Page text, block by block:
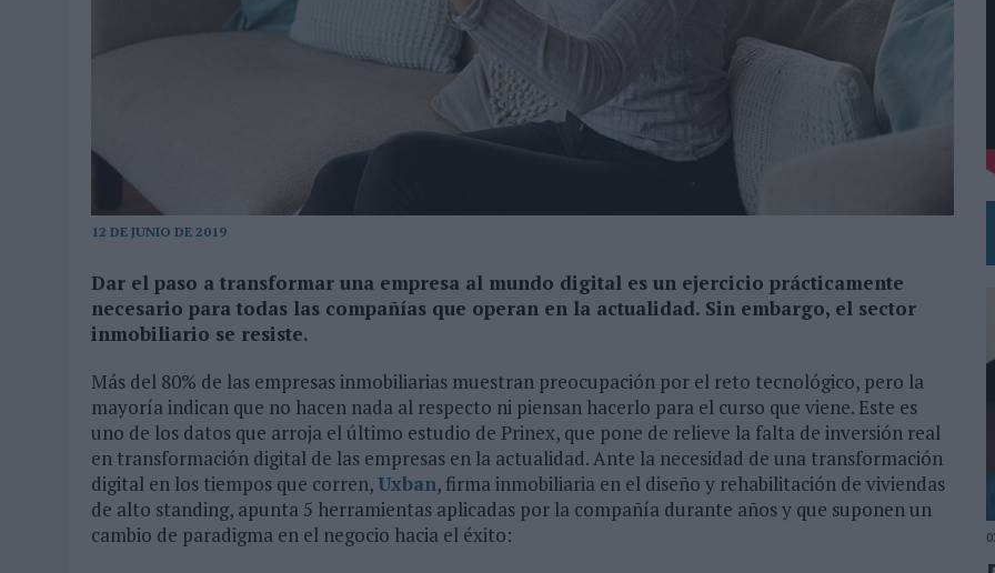
AUDIBLE REIVINDICA EL PODER TRANSFORMADOR DEL AUDIO EN SU NUEVA CAMPAÑA GLOBAL DE MARCA
‘VUELVE EL FÚTBOL. VUELVE A SOÑAR’, DE VML PARA MOVISTAR
MOVISTAR APELA A LA ILUSIÓN DE LAS AFICIONES PARA EL REGRESO DEL FÚTBOL
‘LA VUELTA’, DE FENOMENAL PARA MÁLAGA CF
12 DE JUNIO DE 2019
Dar el paso a transformar una empresa al mundo digital es un ejercicio prácticamente
necesario para todas las compañías que operan en la actualidad. Sin embargo, el sector
inmobiliario se resiste.
Más del 80% de las empresas inmobiliarias muestran preocupación por el reto tecnológico, pero la
mayoría indican que no hacen nada al respecto ni piensan hacerlo para el curso que viene. Este es
uno de los datos que arroja el último estudio de Prinex, que pone de relieve la falta de inversión real
en transformación digital de las empresas en la actualidad. Ante la necesidad de una transformación
digital en los tiempos que corren, Uxban, firma inmobiliaria en el diseño y rehabilitación de viviendas
de alto standing, apunta 5 herramientas aplicadas por la compañía durante años y que suponen un
cambio de paradigma en el negocio hacia el éxito: